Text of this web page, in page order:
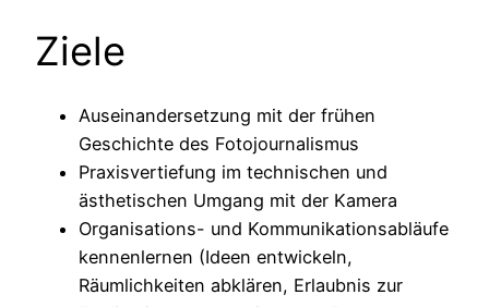
Ziele
Auseinandersetzung mit der frühen
Geschichte des Fotojournalismus
Praxisvertiefung im technischen und
ästhetischen Umgang mit der Kamera
Organisations- und Kommunikationsabläufe
kennenlernen (Ideen entwickeln,
Räumlichkeiten abklären, Erlaubnis zur